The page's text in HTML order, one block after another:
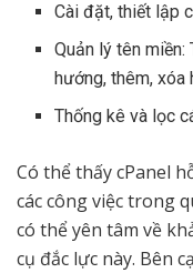
Cài đặt, thiết lập
Quản lý tên miền:
hướng, thêm, xóa
Thống kê và lọc
Có thể thấy cPanel
các công việc trong
có thể yên tâm về
cụ đắc lực này. Bên